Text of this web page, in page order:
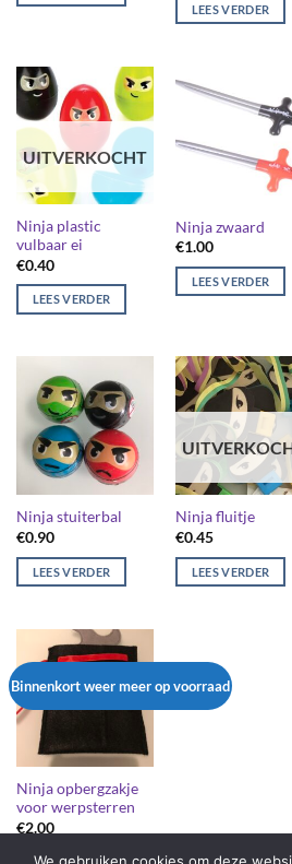
LEES VERDER
UITVERKOCHT
Ninja plastic
vulbaar ei
€0.40
LEES VERDER
Ninja zwaard
€1.00
LEES VERDER
Ninja stuiterbal
€0.90
LEES VERDER
Ninja fluitje
€0.45
LEES VERDER
Binnenkort weer meer op voorraad
Ninja opbergzakje
voor werpsterren
€2.00